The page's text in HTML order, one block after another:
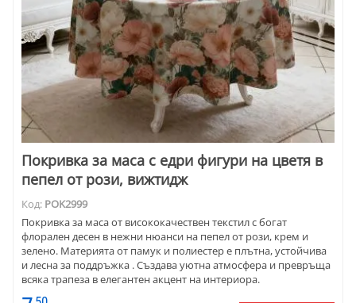
Покривка за маса с едри фигури на цветя в
пепел от рози, вижтидж
Код: POK2999
Покривка за маса от висококачествен текстил с богат
флорален десен в нежни нюанси на пепел от рози, крем и
зелено. Материята от памук и полиестер е плътна, устойчива
и лесна за поддръжка . Създава уютна атмосфера и превръща
всяка трапеза в елегантен акцент на интериора.